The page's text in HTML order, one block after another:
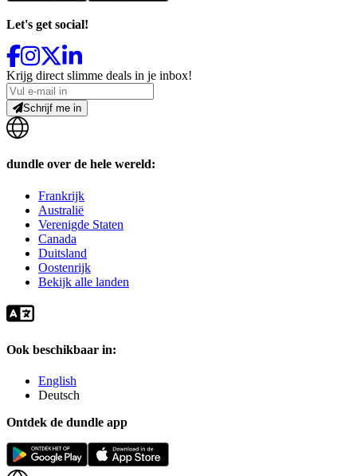
Let's get social!
Krijg direct slimme deals in je inbox!
Schrijf me in
dundle over de hele wereld:
Frankrijk
Australië
Verenigde Staten
Canada
Duitsland
Oostenrijk
Bekijk alle landen
Ook beschikbaar in:
English
Deutsch
Ontdek de dundle app